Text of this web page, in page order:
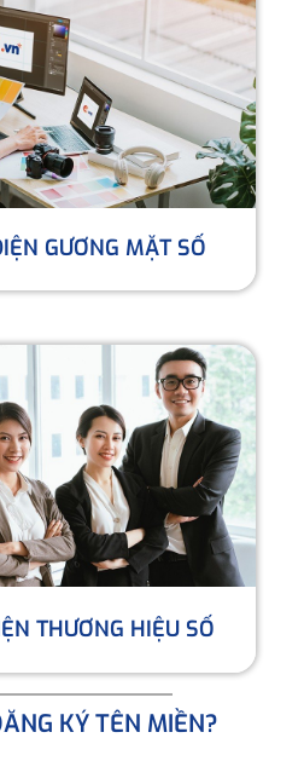
GƯƠNG MẶT SỐ
THƯƠNG HIỆU SỐ
KÝ TÊN MIỀN?